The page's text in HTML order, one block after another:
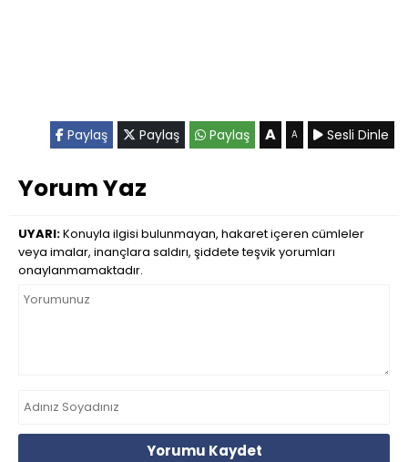
Paylaş Paylaş Paylaş A A Sesli Dinle
Yorum Yaz
UYARI:Konuyla ilgisi bulunmayan, hakaret içeren cümleler
veya imalar, inançlara saldırı, şiddete teşvik yorumları
onaylanmamaktadır.
Yorumu Kaydet